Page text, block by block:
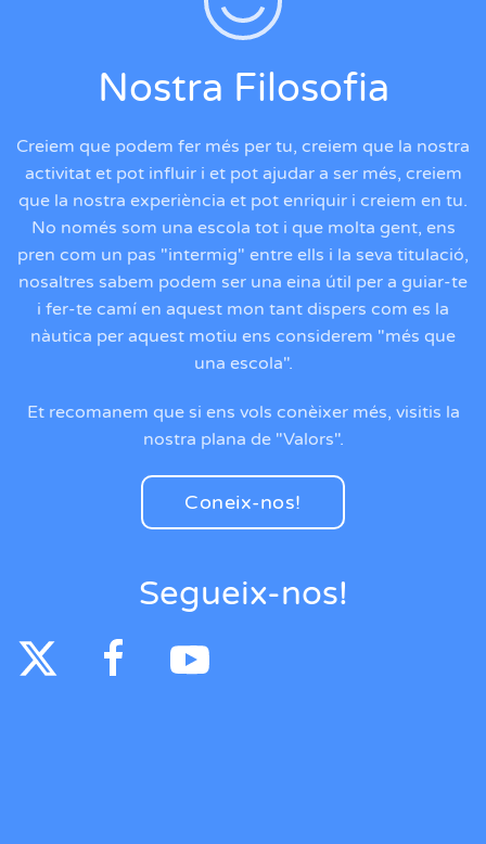
Nostra Filosofia
Creiem que podem fer més per tu, creiem que la nostra
activitat et pot influir i et pot ajudar a ser més, creiem
que la nostra experiència et pot enriquir i creiem en tu.
No només som una escola tot i que molta gent, ens
pren com un pas "intermig" entre ells i la seva titulació,
nosaltres sabem podem ser una eina útil per a guiar-te
i fer-te camí en aquest mon tant dispers com es la
nàutica per aquest motiu ens considerem "més que
una escola".
Et recomanem que si ens vols conèixer més, visitis la
nostra plana de "Valors".
Coneix-nos!
Segueix-nos!